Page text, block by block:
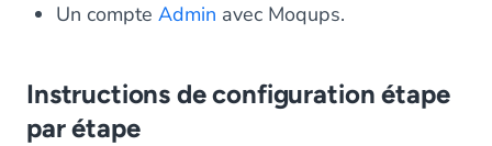
Un compte Admin avec Moqups.
Instructions de configuration étape
par étape